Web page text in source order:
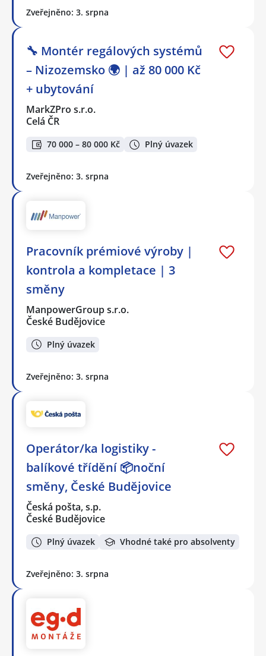
Zveřejněno: 3. srpna
🔧 Montér regálových systémů
– Nizozemsko 🌍 | až 80 000 Kč
+ ubytování
MarkZPro s.r.o.
Celá ČR
70 000 – 80 000 Kč Plný úvazek
Zveřejněno: 3. srpna
Pracovník prémiové výroby |
kontrola a kompletace | 3
směny
ManpowerGroup s.r.o.
České Budějovice
Plný úvazek
Zveřejněno: 3. srpna
Operátor/ka logistiky -
balíkové třídění 📦noční
směny, České Budějovice
Česká pošta, s.p.
České Budějovice
Plný úvazek Vhodné také pro absolventy
Zveřejněno: 3. srpna